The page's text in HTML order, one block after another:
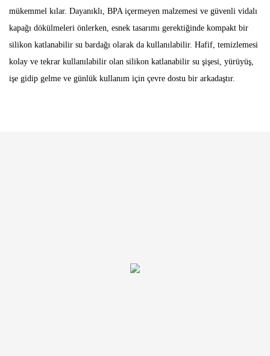
mükemmel kılar. Dayanıklı, BPA içermeyen malzemesi ve güvenli vidalı
kapağı dökülmeleri önlerken, esnek tasarımı gerektiğinde kompakt bir
silikon katlanabilir su bardağı olarak da kullanılabilir. Hafif, temizlemesi
kolay ve tekrar kullanılabilir olan silikon katlanabilir su şişesi, yürüyüş,
işe gidip gelme ve günlük kullanım için çevre dostu bir arkadaştır.